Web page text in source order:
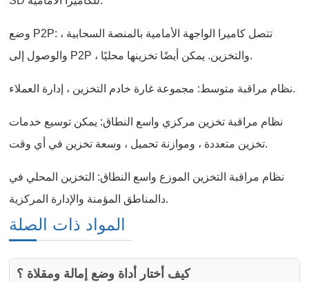
وضع P2P: تتصل كاميرا الواجهة الأمامية بالمنصة السحابية ،
والوصول إلى P2P ، والتخزين. يمكن أيضًا تخزينها محليًا.
نظام مراقبة متوسط: مجموعة غارة خادم التخزين ، إدارة العملاء.
نظام مراقبة تخزين مركزي واسع النطاق: يمكن توسيع خدمات
تخزين متعددة ، وموازنة تحميل ، وسعة تخزين في أي وقت.
نظام مراقبة التخزين الموزع واسع النطاق: التخزين المحلي في
دالمناطق المؤمنة والإدارة المركزية.
المواد ذات الصلة
كيف أختار أداة وضع إمالة ومقلاة ؟